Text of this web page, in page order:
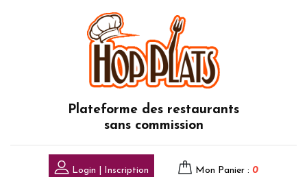
Plateforme des restaurants
sans commission
Login | Inscription Mon Panier : 0